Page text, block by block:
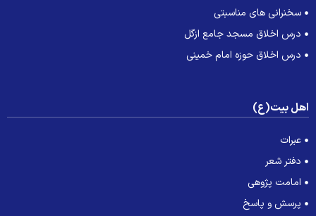
سخنرانی های مناسبتی
درس اخلاق مسجد جامع ازگل
درس اخلاق حوزه امام خمینی
بیت(ع)
عبرات
دفتر شعر
امامت پژوهی
پرسش و پاسخ